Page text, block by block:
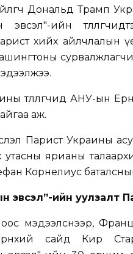
Дональд Трамп
эвсэл"-ийн
хийх айлчлалын
төлөөлөгчид АНУ-ын
аж.
Парист Украины
утасны ярианы
Корнелиус
эвсэл”-ийн уулзалт
мэдээлснээр,
сайд Кир